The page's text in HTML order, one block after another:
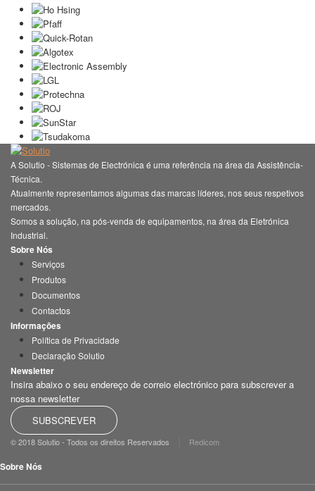
A Solutio - Sistemas de Electrónica é uma referência na área da Assistência-
Técnica.
Atualmente representamos algumas das marcas líderes, nos seus respetivos
mercados.
Somos a solução, na pós-venda de equipamentos, na área da Eletrónica
Industrial.
Sobre Nós
Serviços
Produtos
Documentos
Contactos
Informações
Política de Privacidade
Declaração Solutio
Newsletter
Insira abaixo o seu endereço de correio electrónico para subscrever a
nossa newsletter
SUBSCREVER
© 2018 Solutio - Todos os direitos Reservados Redicom
Sobre Nós